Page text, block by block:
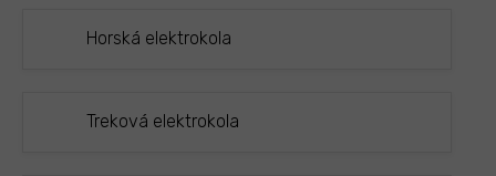
Horská elektrokola
Treková elektrokola